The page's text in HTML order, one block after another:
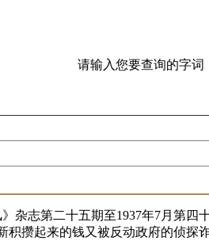
请输入您要查询的字词
杂志第二十五期至1937年7月第
积攒起来的钱又被反动政府的侦